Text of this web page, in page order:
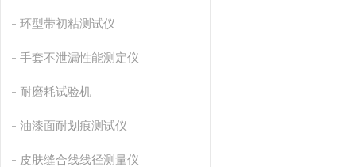
环型带初粘测试仪
手套不泄漏性能测定仪
耐磨耗试验机
油漆面耐划痕测试仪
皮肤缝合线线径测量仪